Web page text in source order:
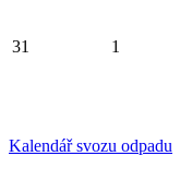
31 1
Kalendář svozu odpadu